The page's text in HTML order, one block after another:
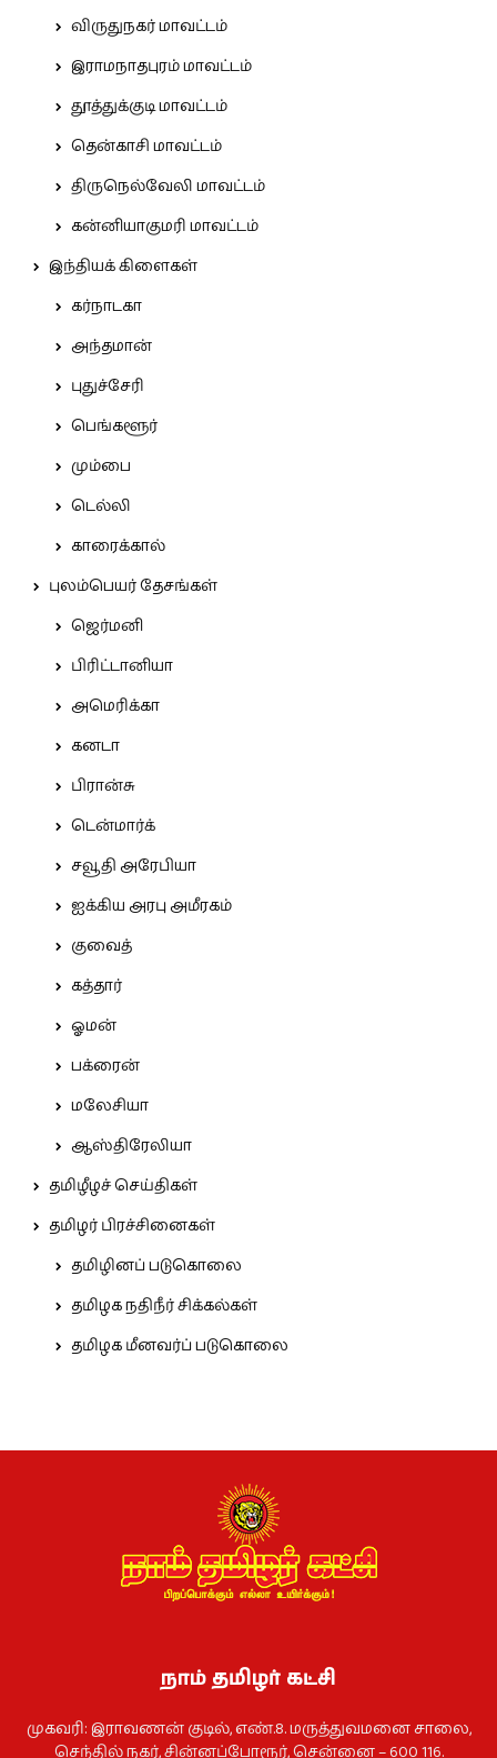
விருதுநகர் மாவட்டம்
இராமநாதபுரம் மாவட்டம்
தூத்துக்குடி மாவட்டம்
தென்காசி மாவட்டம்
திருநெல்வேலி மாவட்டம்
கன்னியாகுமரி மாவட்டம்
இந்தியக் கிளைகள்
கர்நாடகா
அந்தமான்
புதுச்சேரி
பெங்களூர்
மும்பை
டெல்லி
காரைக்கால்
புலம்பெயர் தேசங்கள்
ஜெர்மனி
பிரிட்டானியா
அமெரிக்கா
கனடா
பிரான்சு
டென்மார்க்
சவூதி அரேபியா
ஐக்கிய அரபு அமீரகம்
குவைத்
கத்தார்
ஓமன்
பக்ரைன்
மலேசியா
ஆஸ்திரேலியா
தமிழீழச் செய்திகள்
தமிழர் பிரச்சினைகள்
தமிழினப் படுகொலை
தமிழக நதிநீர் சிக்கல்கள்
தமிழக மீனவர்ப் படுகொலை
நாம் தமிழர் கட்சி
முகவரி: இராவணன் குடில், எண்.8. மருத்துவமனை சாலை,
செந்தில் நகர், சின்னப்போரூர், சென்னை – 600 116.